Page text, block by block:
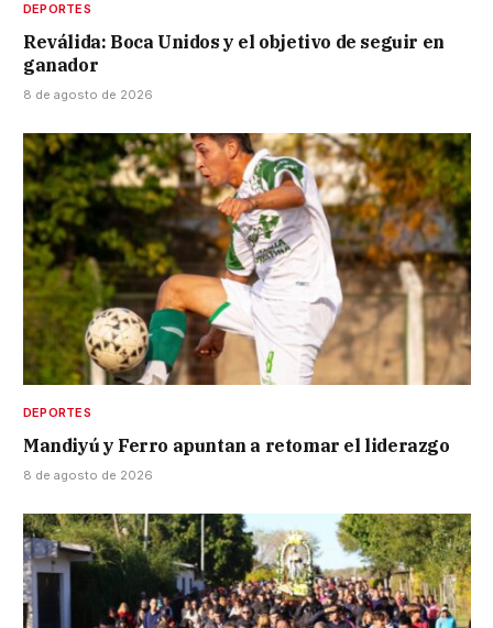
DEPORTES
Reválida: Boca Unidos y el objetivo de seguir en
ganador
8 de agosto de 2026
DEPORTES
Mandiyú y Ferro apuntan a retomar el liderazgo
8 de agosto de 2026